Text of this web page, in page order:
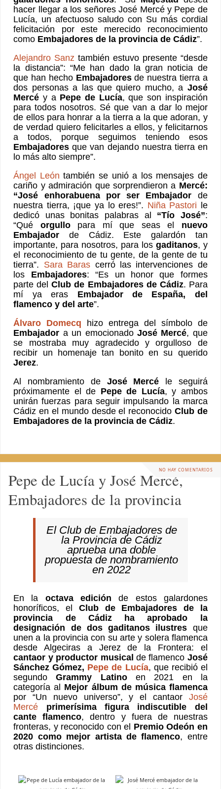
hacer llegar a los señores José Mercé y Pepe de
Lucía, un afectuoso saludo con Su más cordial
felicitación por este merecido reconocimiento
como Embajadores de la provincia de Cádiz”.
Alejandro Sanz también estuvo presente “desde
la distancia”: “Me han dado la gran noticia de
que han hecho Embajadoresde nuestra tierra a
dos personas a las que quiero mucho, a José
Mercé y a Pepe de Lucía, que son inspiración
para todos nosotros. Sé que van a dar lo mejor
de ellos para honrar a la tierra a la que adoran, y
de verdad quiero felicitarles a ellos, y felicitarnos
a todos, porque seguimos teniendo esos
Embajadores que van dejando nuestra tierra en
lo más alto siempre”.
Ángel León también se unió a los mensajes de
cariño y admiración que sorprendieron a Mercé:
“José enhorabuena por ser Embajador de
nuestra tierra, ¡que ya lo eres!”. Niña Pastori le
dedicó unas bonitas palabras al “Tío José”:
“Qué orgullopara mí que seas el nuevo
Embajador de Cádiz. Este galardón tan
importante, para nosotros, para los gaditanos, y
el reconocimiento de tu gente, de la gente de tu
tierra”. Sara Baras cerró las intervenciones de
los Embajadores: “Es un honor que formes
parte delClub de Embajadores de Cádiz. Para
mí ya eras Embajador de España, del
flamenco y del arte”.
Álvaro Domecq
hizo entrega del símbolo de
Embajador a un emocionado José Mercé, que
se mostraba muy agradecido y orgulloso de
recibir un homenaje tan bonito en su querido
Jerez.
Al nombramiento de José Mercé le seguirá
próximamente el de Pepe de Lucía, y ambos
unirán fuerzas para seguir impulsando la marca
Cádiz en el mundo desde el reconocido Club de
Embajadores de la provincia de Cádiz.
NO HAY COMENTARIOS
Pepe de Lucía y José Mercé,
Embajadores de la provincia
El Club de Embajadores de
la Provincia de Cádiz
aprueba una doble
propuesta de nombramiento
en 2022
En la octava edición de estos galardones
honoríficos, el Club de Embajadores de la
provincia de Cádiz ha aprobado la
designación de dos gaditanos ilustres que
unen a la provincia con su arte y solera flamenca
desde Algeciras a Jerez de la Frontera: el
cantaor y productor musical de flamenco José
Sánchez Gómez, Pepe de Lucía, que recibió el
segundoGrammy Latinoen 2021 en la
categoría al Mejor álbum de música flamenca
por “Un nuevo universo”, y el cantaor José
Mercé
primerísima figura indiscutible del
cante flamenco, dentro y fuera de nuestras
fronteras, y reconocido con el Premio Odeón en
2020 como mejor artista de flamenco, entre
otras distinciones.